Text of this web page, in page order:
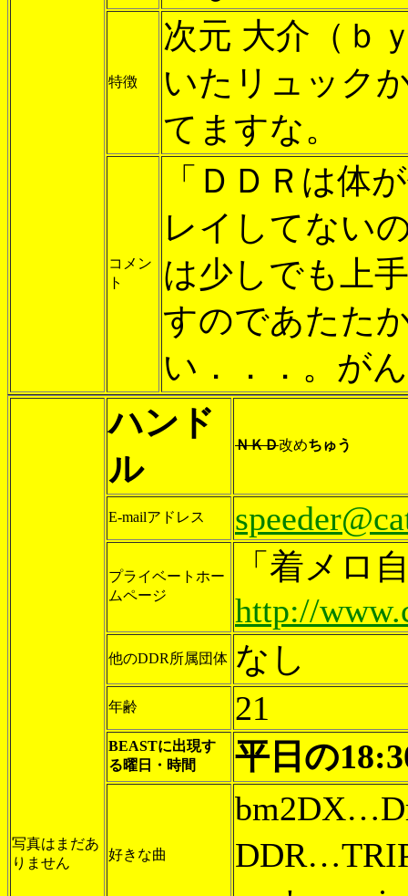
特徴
次元 大介（ｂ
いたリュック
てますな。
コメン
ト
「ＤＤＲは体
レイしてない
は少しでも上
すのであたた
い．．．。が
写真はまだあ
りません
ハンド
ル
ＮＫＤ改めちゅう
E-mailアドレス
プライベートホー
ムページ
「着メロ
http://
他のDDR所属団体 なし
年齢 21
BEASTに出現す
る曜日・時間
平日の
好きな曲